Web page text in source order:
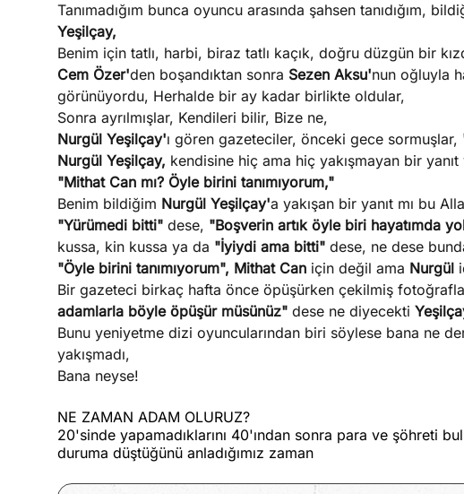
Tanımadığım bunca oyuncu arasında şahsen tanıdığım,
Yeşilçay,
Benim için tatlı, harbi, biraz tatlı kaçık, doğru düzgün bir
Cem Özer'den boşandıktan sonra Sezen Aksu'nun oğluyla
görünüyordu, Herhalde bir ay kadar birlikte oldular,
Sonra ayrılmışlar, Kendileri bilir, Bize ne,
Nurgül Yeşilçay'ı gören gazeteciler, önceki gece sormuşlar,
Nurgül Yeşilçay, kendisine hiç ama hiç yakışmayan bir yanıt
"Mithat Can mı? Öyle birini tanımıyorum,"
Benim bildiğim Nurgül Yeşilçay'a yakışan bir yanıt mı bu
"Yürümedi bitti" dese, "Boşverin artık öyle biri hayatımda
kussa, kin kussa ya da "İyiydi ama bitti" dese, ne dese
"Öyle birini tanımıyorum", Mithat Can için değil ama Nurgül
Bir gazeteci birkaç hafta önce öpüşürken çekilmiş
adamlarla böyle öpüşür müsünüz" dese ne diyecekti
Bunu yeniyetme dizi oyuncularından biri söylese bana ne
yakışmadı,
Bana neyse!
NE ZAMAN ADAM OLURUZ?
20'sinde yapamadıklarını 40'ından sonra para ve şöhreti
duruma düştüğünü anladığımız zaman